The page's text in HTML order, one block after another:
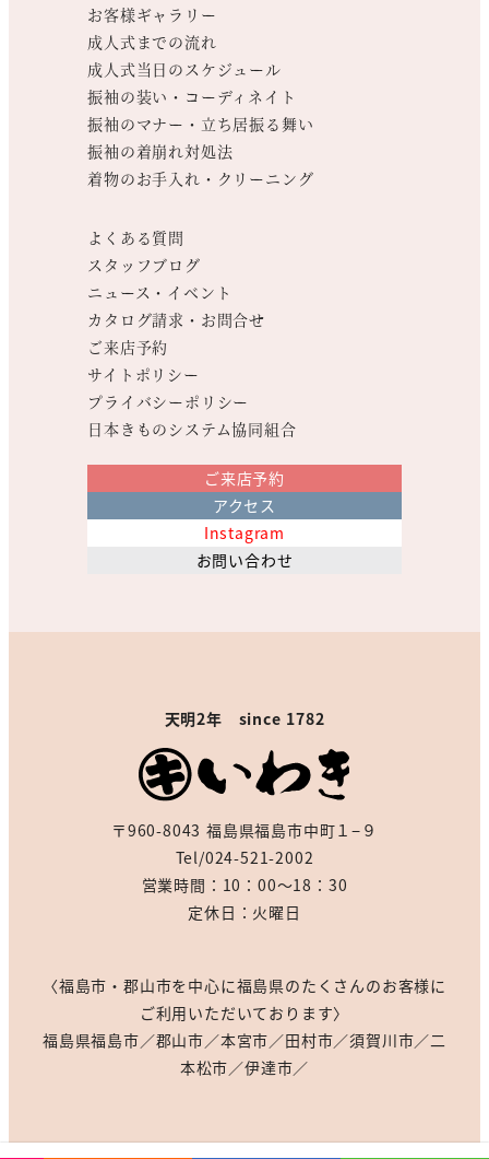
お客様ギャラリー
成人式までの流れ
成人式当日のスケジュール
振袖の装い・コーディネイト
振袖のマナー・立ち居振る舞い
振袖の着崩れ対処法
着物のお手入れ・クリーニング
よくある質問
スタッフブログ
ニュース・イベント
カタログ請求・お問合せ
ご来店予約
サイトポリシー
プライバシーポリシー
日本きものシステム協同組合
ご来店予約
アクセス
Instagram
お問い合わせ
天明2年 since 1782
〒960-8043 福島県福島市中町１−９
Tel/024-521-2002
営業時間：10：00～18：30
定休日：火曜日
〈福島市・郡山市を中心に福島県のたくさんのお客様に
ご利用いただいております〉
福島県福島市／郡山市／本宮市／田村市／須賀川市／二
本松市／伊達市／